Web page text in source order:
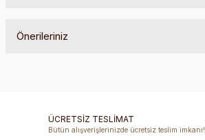
Önerileriniz
ÜCRETSİZ TESLİMAT
Bütün alışverişlerinizde ücretsiz teslim imkanı!